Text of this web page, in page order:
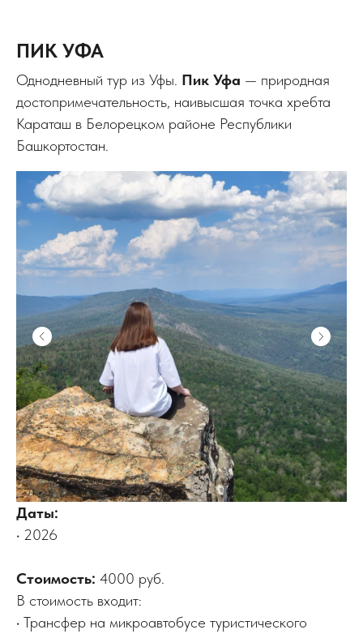
ПИК УФА
Однодневный тур из Уфы. Пик Уфа — природная
достопримечательность, наивысшая точка хребта
Караташ в Белорецком районе Республики
Башкортостан.
Даты:
• 2026
Стоимость: 4000 руб.
В стоимость входит:
• Трансфер на микроавтобусе туристического